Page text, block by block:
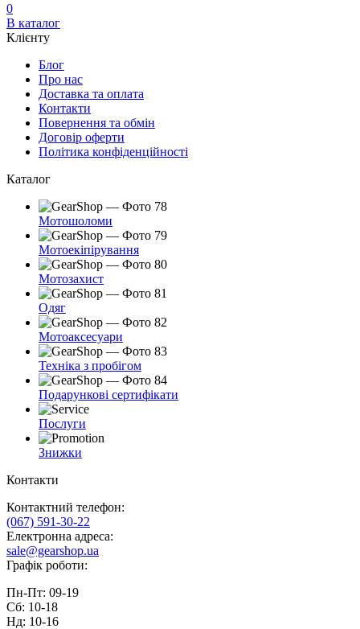
0
В каталог
Клієнту
Блог
Про нас
Доставка та оплата
Контакти
Повернення та обмін
Договір оферти
Політика конфіденційності
Каталог
Мотошоломи
Мотоекіпірування
Мотозахист
Одяг
Мотоаксесуари
Техніка з пробігом
Подарункові сертифікати
Послуги
Знижки
Контакти
Контактний телефон:
(067) 591-30-22
Електронна адреса:
sale@gearshop.ua
Графік роботи:
Пн-Пт: 09-19
Сб: 10-18
Нд: 10-16